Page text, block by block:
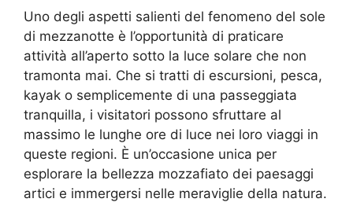
Uno degli aspetti salienti del fenomeno del sole
di mezzanotte è l’opportunità di praticare
attività all’aperto sotto la luce solare che non
tramonta mai. Che si tratti di escursioni, pesca,
kayak o semplicemente di una passeggiata
tranquilla, i visitatori possono sfruttare al
massimo le lunghe ore di luce nei loro viaggi in
queste regioni. È un’occasione unica per
esplorare la bellezza mozzafiato dei paesaggi
artici e immergersi nelle meraviglie della natura.